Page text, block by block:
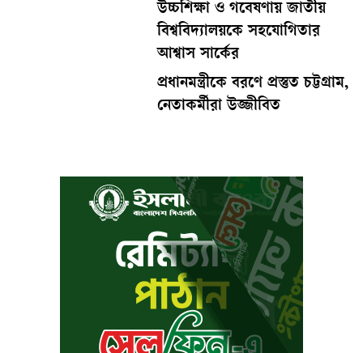
উচ্চশিক্ষা ও গবেষণায় জাতীয়
বিশ্ববিদ্যালয়কে সহযোগিতার
আশ্বাস সার্কের
প্রধানমন্ত্রীকে বরণে প্রস্তুত চট্টগ্রাম,
নেতাকর্মীরা উজ্জীবিত